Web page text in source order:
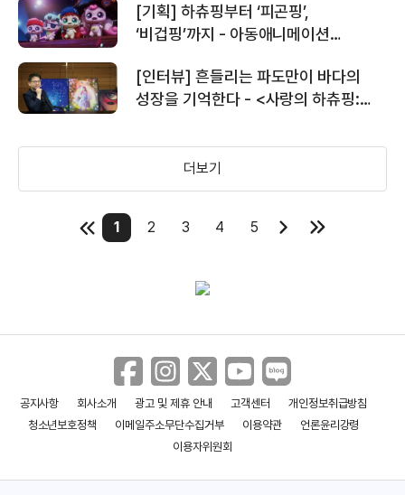
[기획] 하츄핑부터 ‘피곤핑’,
‘비겁핑’까지 - 아동애니메이션
공식
[인터뷰] 흔들리는 파도만이 바다의
성장을 기억한다 - <사랑의 하츄핑:
더보기
1 2 3 4 5
공지사항 회사소개 광고 및 제휴 안내 고객센터
개인정보취급방침
청소년보호정책
이메일주소무단수집거부 이용약관
언론윤리강령
이용자위원회